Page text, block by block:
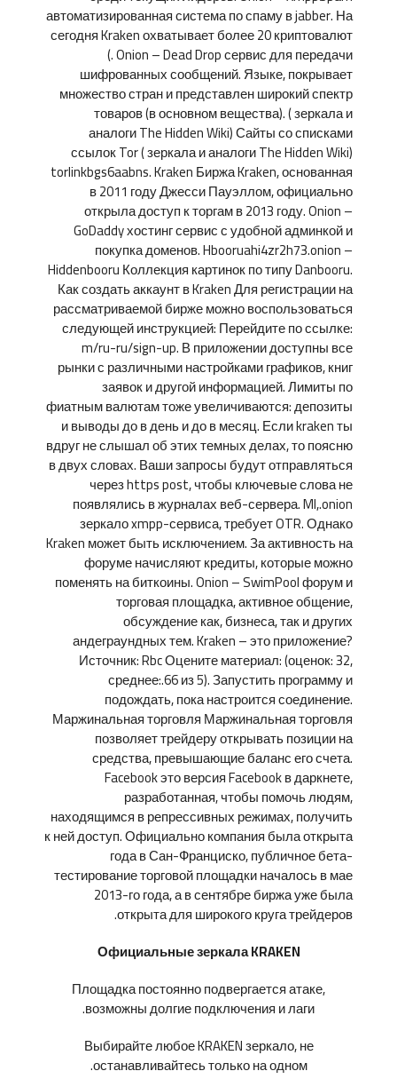
автоматизированная система по спаму в jabber. На
сегодня Kraken охватывает более 20 криптовалют
(. Onion – Dead Drop сервис для передачи
шифрованных сообщений. Языке, покрывает
множество стран и представлен широкий спектр
товаров (в основном вещества). ( зеркала и
аналоги The Hidden Wiki) Сайты со списками
ссылок Tor ( зеркала и аналоги The Hidden Wiki)
torlinkbgs6aabns. Kraken Биржа Kraken, основанная
в 2011 году Джесси Пауэллом, официально
открыла доступ к торгам в 2013 году. Onion –
GoDaddy хостинг сервис с удобной админкой и
покупка доменов. Hbooruahi4zr2h73.onion –
Hiddenbooru Коллекция картинок по типу Danbooru.
Как создать аккаунт в Kraken Для регистрации на
рассматриваемой бирже можно воспользоваться
следующей инструкцией: Перейдите по ссылке:
m/ru-ru/sign-up. В приложении доступны все
рынки с различными настройками графиков, книг
заявок и другой информацией. Лимиты по
фиатным валютам тоже увеличиваются: депозиты
и выводы до в день и до в месяц. Если kraken ты
вдруг не слышал об этих темных делах, то поясню
в двух словах. Ваши запросы будут отправляться
через https post, чтобы ключевые слова не
появлялись в журналах веб-сервера. Ml,.onion
зеркало xmpp-сервиса, требует OTR. Однако
Kraken может быть исключением. За активность на
форуме начисляют кредиты, которые можно
поменять на биткоины. Onion – SwimPool форум и
торговая площадка, активное общение,
обсуждение как, бизнеса, так и других
андеграундных тем. Kraken – это приложение?
Источник: Rbc Оцените материал: (оценок: 32,
среднее:.66 из 5). Запустить программу и
подождать, пока настроится соединение.
Маржинальная торговля Маржинальная торговля
позволяет трейдеру открывать позиции на
средства, превышающие баланс его счета.
Facebook это версия Facebook в даркнете,
разработанная, чтобы помочь людям,
находящимся в репрессивных режимах, получить
к ней доступ. Официально компания была открыта
года в Сан-Франциско, публичное бета-
тестирование торговой площадки началось в мае
2013-го года, а в сентябре биржа уже была
открыта для широкого круга трейдеров.
Официальные зеркала KRAKEN
Площадка постоянно подвергается атаке,
возможны долгие подключения и лаги.
Выбирайте любое KRAKEN зеркало, не
останавливайтесь только на одном.